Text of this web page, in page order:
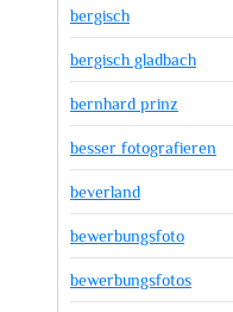
bergisch
bergisch gladbach
bernhard prinz
besser fotografieren
beverland
bewerbungsfoto
bewerbungsfotos